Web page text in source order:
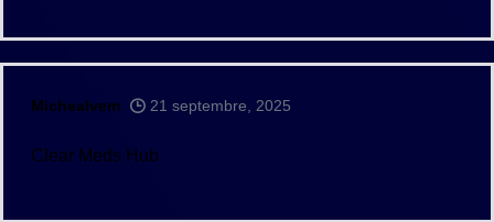
Michealvem 21 septembre, 2025
Clear Meds Hub